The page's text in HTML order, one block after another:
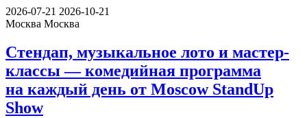
2026-07-21 2026-10-21
Москва Москва
Стендап, музыкальное лото и мастер-
классы — комедийная программа
на каждый день от Moscow StandUp
Show